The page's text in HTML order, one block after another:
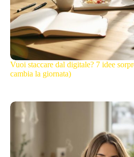
Vuoi staccare dal digitale? 7 idee
cambia la giornata)